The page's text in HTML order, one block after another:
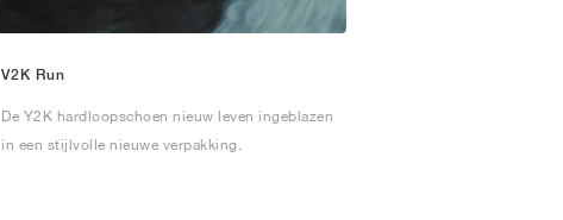
V2K Run
De Y2K hardloopschoen nieuw leven ingeblazen
in een stijlvolle nieuwe verpakking.